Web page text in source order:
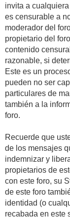
invita a
es censurable a
moderador del
propietario del
contenido
razonable, si
Este es un
pueden no ser
particulares de
también a la
foro.
Recuerde que
de los mensajes
indemnizar y
propietarios de
con este foro, su
de este foro
identidad (o
recabada en este